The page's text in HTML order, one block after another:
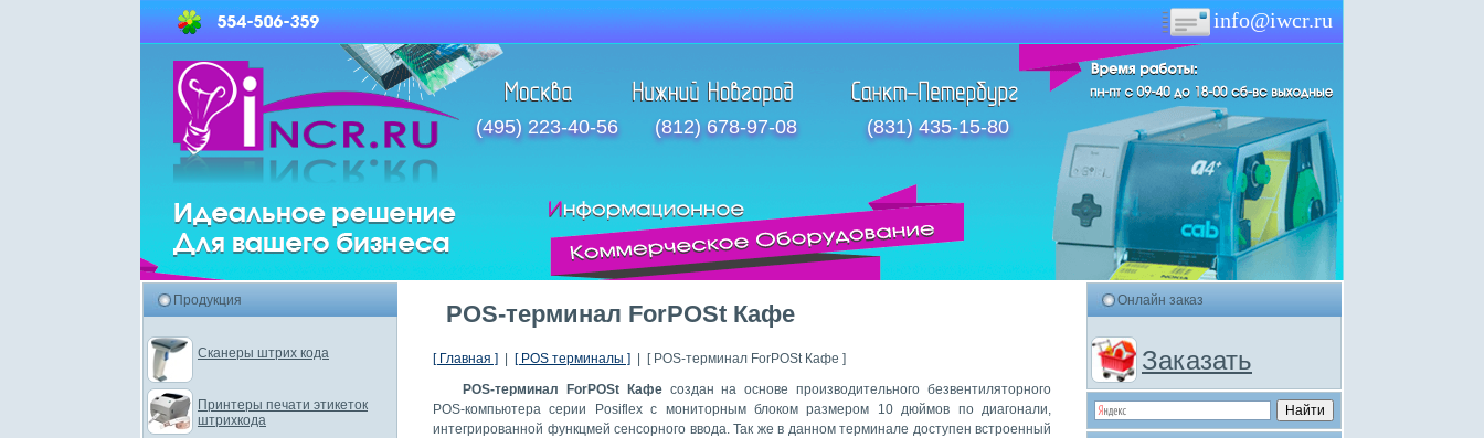
info@iwcr.ru
(495) 223-40-56 (812) 678-97-08 (831) 435-15-80
POS-терминал ForPOSt Кафе
[ Главная ] [ POS терминалы ] | [ POS-терминал ForPOSt Кафе ]
POS-терминал ForPOSt Кафесоздан на основе производительного безвентиляторного
POS-компьютера серии Posiflex c мониторным блоком размером 10 дюймов по диагонали,
интегрированной функцмей сенсорного ввода. Так же в данном терминале доступен встроенный
Продукция
Сканеры штрих кода
Принтеры печати этикеток
штрихкода
Онлайн заказ
Заказать